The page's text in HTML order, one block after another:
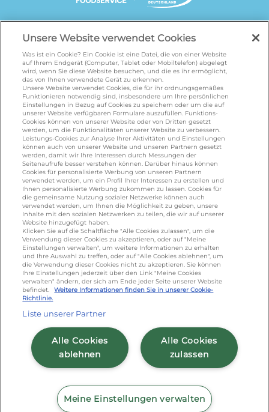
UNSERE MARKENSEITEN
galbani.de/leerdammer.de/president.de
salakis.de/frankenland.com/
omiramilch.de/minusl.de
KONTAKT
foodservice.info@de.lactalis.com
Lactalis Deutschland GmbH - Tel: +49 (0)751
887 366 /lactalis.de
Omira Bodenseemilch GmbH - Tel: +49
(0)751 887 366 /omira.de
Cookie Richtlinie Sitemap/Datenschutz
Impressum
AGB
Unsere Website verwendet Cookies
Was ist ein Cookie? Ein Cookie ist eine Datei, die von einer Website
auf Ihrem Endgerät (Computer, Tablet oder Mobiltelefon) abgelegt
wird, wenn Sie diese Website besuchen, und die es ihr ermöglicht,
das von Ihnen verwendete Gerät zu erkennen.
Unsere Website verwendet Cookies, die für ihr ordnungsgemäßes
Funktionieren notwendig sind, insbesondere um Ihre persönlichen
Einstellungen in Bezug auf Cookies zu speichern oder um die auf
unserer Website verfügbaren Formulare auszufüllen. Funktions-
Cookies können von unserer Website oder von Dritten gesetzt
werden, um die Funktionalitäten unserer Website zu verbessern.
Leistungs-Cookies zur Analyse Ihrer Aktivitäten und Einstellungen
können auch von unserer Website und unseren Partnern gesetzt
werden, damit wir Ihre Interessen durch Messungen der
Seitenaufrufe besser verstehen können. Darüber hinaus können
Cookies für personalisierte Werbung von unseren Partnern
verwendet werden, um ein Profil Ihrer Interessen zu erstellen und
Ihnen personalisierte Werbung zukommen zu lassen. Cookies für
die gemeinsame Nutzung sozialer Netzwerke können auch
verwendet werden, um Ihnen die Möglichkeit zu geben, unsere
Inhalte mit den sozialen Netzwerken zu teilen, die wir auf unserer
Website hinzugefügt haben.
Klicken Sie auf die Schaltfläche "Alle Cookies zulassen", um die
Verwendung dieser Cookies zu akzeptieren, oder auf "Meine
Einstellungen verwalten", um weitere Informationen zu erhalten
und Ihre Auswahl zu treffen, oder auf "Alle Cookies ablehnen", um
die Verwendung dieser Cookies nicht zu akzeptieren. Sie können
Ihre Einstellungen jederzeit über den Link "Meine Cookies
verwalten" ändern, der sich am Ende jeder Seite unserer Website
befindet.
Weitere Informationen finden Sie in unserer Cookie-
Richtlinie.
Liste unserer Partner
Alle Cookies
zulassen
Alle Cookies
ablehnen
Meine Einstellungen verwalten